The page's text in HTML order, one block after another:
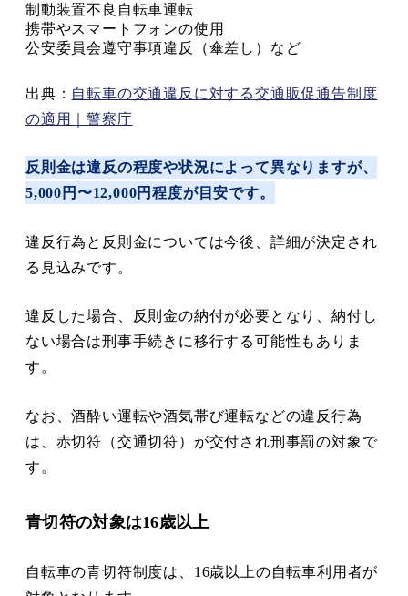
制動装置不良自転車運転
携帯やスマートフォンの使用
公安委員会遵守事項違反（傘差し）など
出典： 自転車の交通違反に対する交通販促通告制度
の適用｜警察庁
反則金は違反の程度や状況によって異なりますが、
5,000円〜12,000円程度が目安です。
違反行為と反則金については今後、詳細が決定され
る見込みです。
違反した場合、反則金の納付が必要となり、納付し
ない場合は刑事手続きに移行する可能性もありま
す。
なお、酒酔い運転や酒気帯び運転などの違反行為
は、赤切符（交通切符）が交付され刑事罰の対象で
す。
青切符の対象は16歳以上
自転車の青切符制度は、16歳以上の自転車利用者が